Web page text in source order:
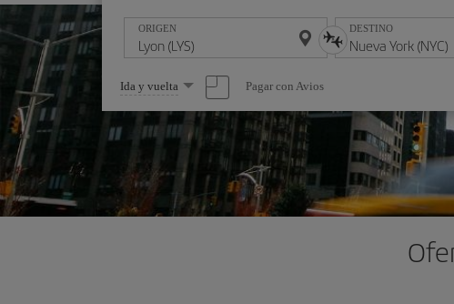
ORIGEN DESTINO
Seleccione
una
opción
Ida y vuelta Pagar con Avios